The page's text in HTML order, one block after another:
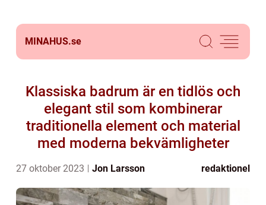
MINAHUS.se
Klassiska badrum är en tidlös och
elegant stil som kombinerar
traditionella element och material
med moderna bekvämligheter
27 oktober 2023 Jon Larsson redaktionel